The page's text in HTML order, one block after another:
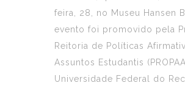
feira, 28, no Museu Hansen
evento foi promovido pela
Reitoria de Políticas
Assuntos Estudantis
Universidade Federal do